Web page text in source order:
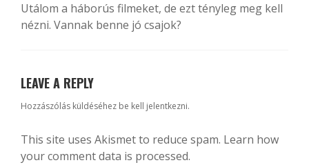
Utálom a háborús filmeket, de ezt tényleg meg kell
nézni. Vannak benne jó csajok?
LEAVE A REPLY
Hozzászólás küldéséhez be kell jelentkezni.
This site uses Akismet to reduce spam. Learn how
your comment data is processed.